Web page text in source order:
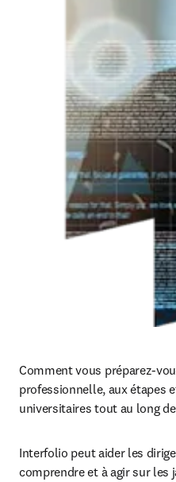
Comment vous préparez-
professionnelle, aux étapes
universitaires tout au long de
Interfolio peut aider les
comprendre et à agir sur les